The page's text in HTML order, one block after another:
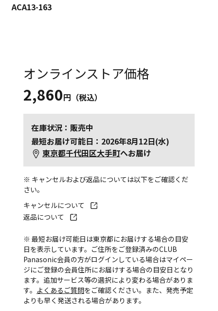
ACA13-163
オンラインストア価格
2,860円（税込）
在庫状況：販売中
最短お届け可能日：2026年8月12日(水)
東京都千代田区大手町へお届け
※ キャンセルおよび返品については以下をご確認くだ
さい。
キャンセルについて
返品について
※ 最短お届け可能日は東京都にお届けする場合の目安
日を表示しています。ご住所をご登録済みのCLUB
Panasonic会員の方がログインしている場合はマイペー
ジにご登録の会員住所にお届けする場合の目安日となり
ます。追加サービス等の選択により変わる場合がありま
す。 よくあるご質問をご確認ください。また、発売予定
よりも早く発送される場合があります。